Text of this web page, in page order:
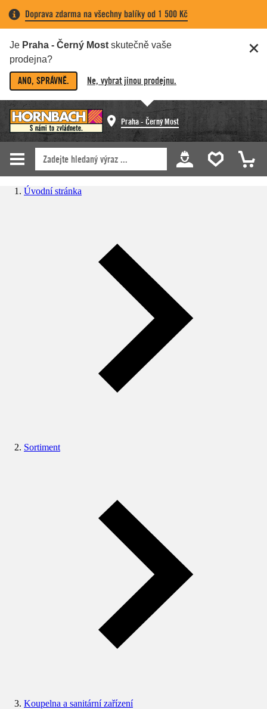
Doprava zdarma na všechny balíky od 1 500 Kč
Je Praha - Černý Most skutečně vaše
prodejna?
ANO, SPRÁVNĚ. Ne, vybrat jinou prodejnu.
Praha - Černý Most
Úvodní stránka
Sortiment
Koupelna a sanitární zařízení